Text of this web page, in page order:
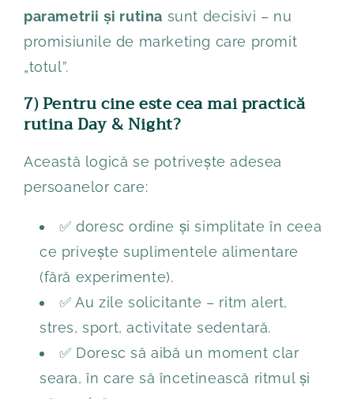
parametrii și rutina sunt decisivi – nu
promisiunile de marketing care promit
„totul”.
7) Pentru cine este cea mai practică
rutina Day & Night?
Această logică se potrivește adesea
persoanelor care:
✅ doresc ordine și simplitate în ceea
ce privește suplimentele alimentare
(fără experimente).
✅ Au zile solicitante – ritm alert,
stres, sport, activitate sedentară.
✅ Doresc să aibă un moment clar
seara, în care să încetinească ritmul și